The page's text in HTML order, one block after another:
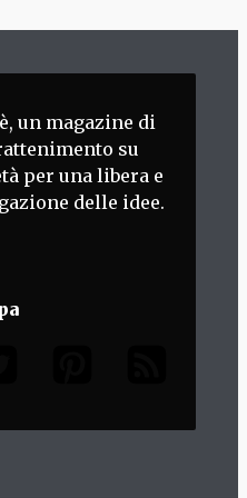
un magazine di
su
per una libera e
delle idee.